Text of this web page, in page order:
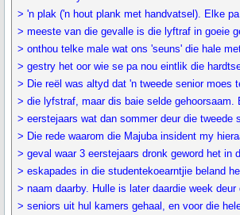
> 'n plak ('n hout plank met handvatsel). Elke
> meeste van die gevalle is die lyftraf in goeie
> onthou telke male wat ons 'seuns' die hale
> gestry het oor wie se pa nou eintlik die
> Die reël was altyd dat 'n tweede senior moes
> die lyfstraf, maar dis baie selde gehoorsaam.
> eerstejaars wat dan sommer deur die tweede
> Die rede waarom die Majuba insident my
> geval waar 3 eerstejaars dronk geword het in
> eskapades in die studentekoearntjie beland
> naam daarby. Hulle is later daardie week
> seniors uit hul kamers gehaal, en voor die